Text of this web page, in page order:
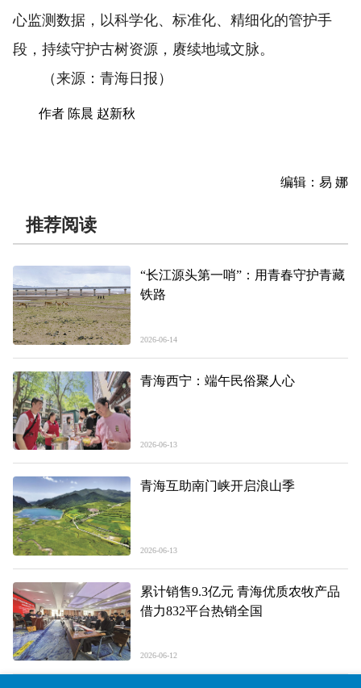
心监测数据，以科学化、标准化、精细化的管护手
段，持续守护古树资源，赓续地域文脉。
（来源：青海日报）
作者 陈晨 赵新秋
编辑：易 娜
推荐阅读
“长江源头第一哨”：用青春守护青藏
铁路
2026-06-14
青海西宁：端午民俗聚人心
2026-06-13
青海互助南门峡开启浪山季
2026-06-13
累计销售9.3亿元 青海优质农牧产品
借力832平台热销全国
2026-06-12